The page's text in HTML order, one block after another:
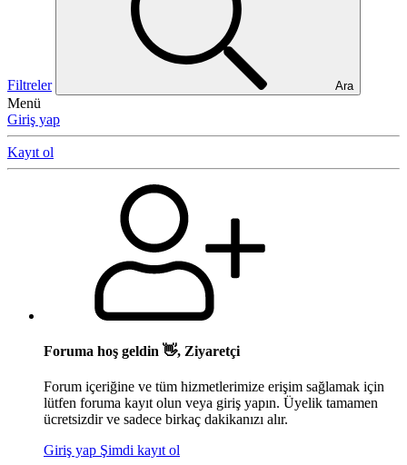
Filtreler Ara
Menü
Giriş yap
Kayıt ol
Foruma hoş geldin 👋, Ziyaretçi
Forum içeriğine ve tüm hizmetlerimize erişim sağlamak için
lütfen foruma kayıt olun veya giriş yapın. Üyelik tamamen
ücretsizdir ve sadece birkaç dakikanızı alır.
Giriş yap Şimdi kayıt ol